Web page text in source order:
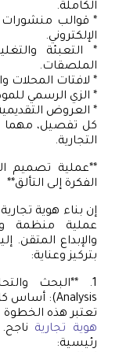
الكاملة.
* قوالب منشورات
الإلكتروني.
* التعبئة
الملصقات.
* لافتات المحلات
* الزي الرسمي
* العروض التقديمية
كل تفصيل، مهما
التجارية.
**عملية تصميم
الفكرة إلى التألق**
إن بناء هوية
عملية منظمة
والإبداع المتقن.
بتركيز وعناية:
Analysis): أساس كل نجاح**
تعتبر هذه الخطوة
هوية تجارية
رئيسية: